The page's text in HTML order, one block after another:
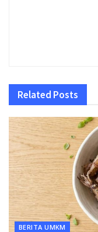
Related Posts
BERITA UMKM